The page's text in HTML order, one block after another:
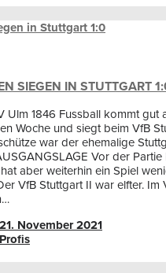
SIEGEN IN STUTTGART
Ulm 1846 Fussball kommt gut
Woche und siegt beim VfB
war der ehemalige
Vor der
aber weiterhin ein Spiel
VfB Stuttgart II war elfter. Im
21. November 2021
Profis